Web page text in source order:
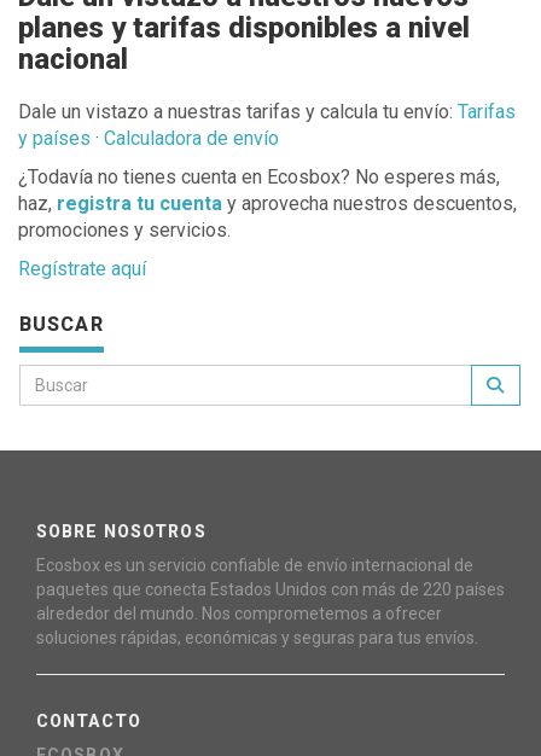
planes y tarifas disponibles a nivel
nacional
Dale un vistazo a nuestras tarifas y calcula tu envío: Tarifas
y países · Calculadora de envío
¿Todavía no tienes cuenta en Ecosbox? No esperes más,
haz, registra tu cuenta y aprovecha nuestros descuentos,
promociones y servicios.
Regístrate aquí
BUSCAR
SOBRE NOSOTROS
Ecosbox es un servicio confiable de envío internacional de
paquetes que conecta Estados Unidos con más de 220 países
alrededor del mundo. Nos comprometemos a ofrecer
soluciones rápidas, económicas y seguras para tus envíos.
CONTACTO